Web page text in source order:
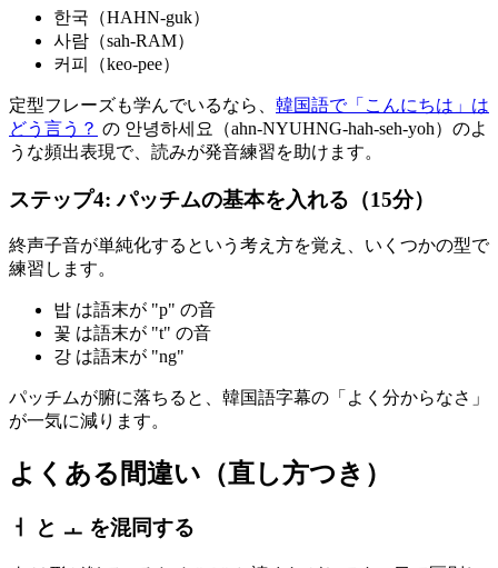
한국（HAHN-guk）
사람（sah-RAM）
커피（keo-pee）
定型フレーズも学んでいるなら、 韓国語で「こんにちは」は
どう言う？ の 안녕하세요（ahn-NYUHNG-hah-seh-yoh）のよ
うな頻出表現で、読みが発音練習を助けます。
ステップ4: パッチムの基本を入れる（15分）
終声子音が単純化するという考え方を覚え、いくつかの型で
練習します。
밥 は語末が "p" の音
꽃 は語末が "t" の音
강 は語末が "ng"
パッチムが腑に落ちると、韓国語字幕の「よく分からなさ」
が一気に減ります。
よくある間違い（直し方つき）
ㅓ と ㅗ を混同する